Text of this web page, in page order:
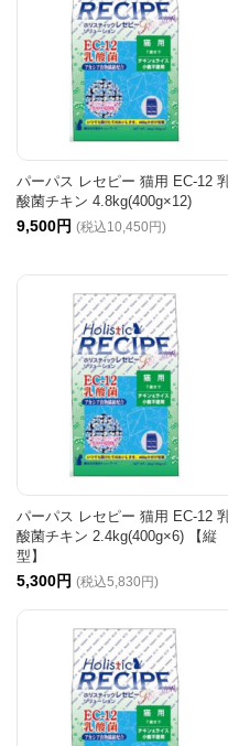
パーパス レセピー 猫用 EC-12
酸菌チキン 4.8kg(400g×12)
9,500円 (税込10,450円)
パーパス レセピー 猫用 EC-12
酸菌チキン 2.4kg(400g×6) 【縦
型】
5,300円 (税込5,830円)